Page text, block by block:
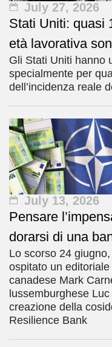
July 27, 2026
Stati Uniti: quasi
età lavorativa
Gli Stati Uniti hanno
specialmente per
dell’incidenza reale
July 13, 2026
Pensare
dorarsi di una
Lo scorso 24
ospitato un
canadese Mark
lussemburghese
creazione della
Resilience Bank